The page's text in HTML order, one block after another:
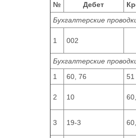
№ Дебет
Бухгалтерские
1 002
Бухгалтерские
1
60, 76 51
2 10
3 19-3